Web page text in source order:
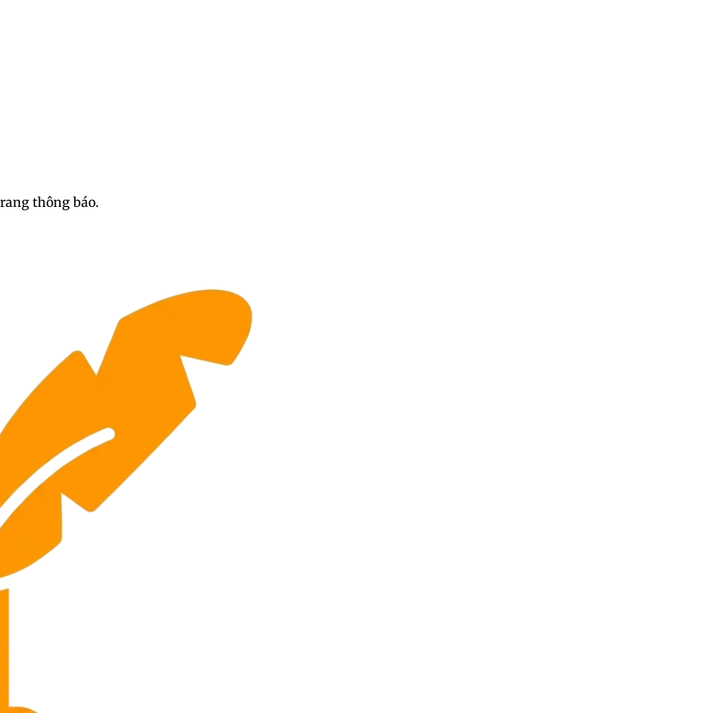
thông báo.
gái xinh 3D gợi cảm và quyến rũ